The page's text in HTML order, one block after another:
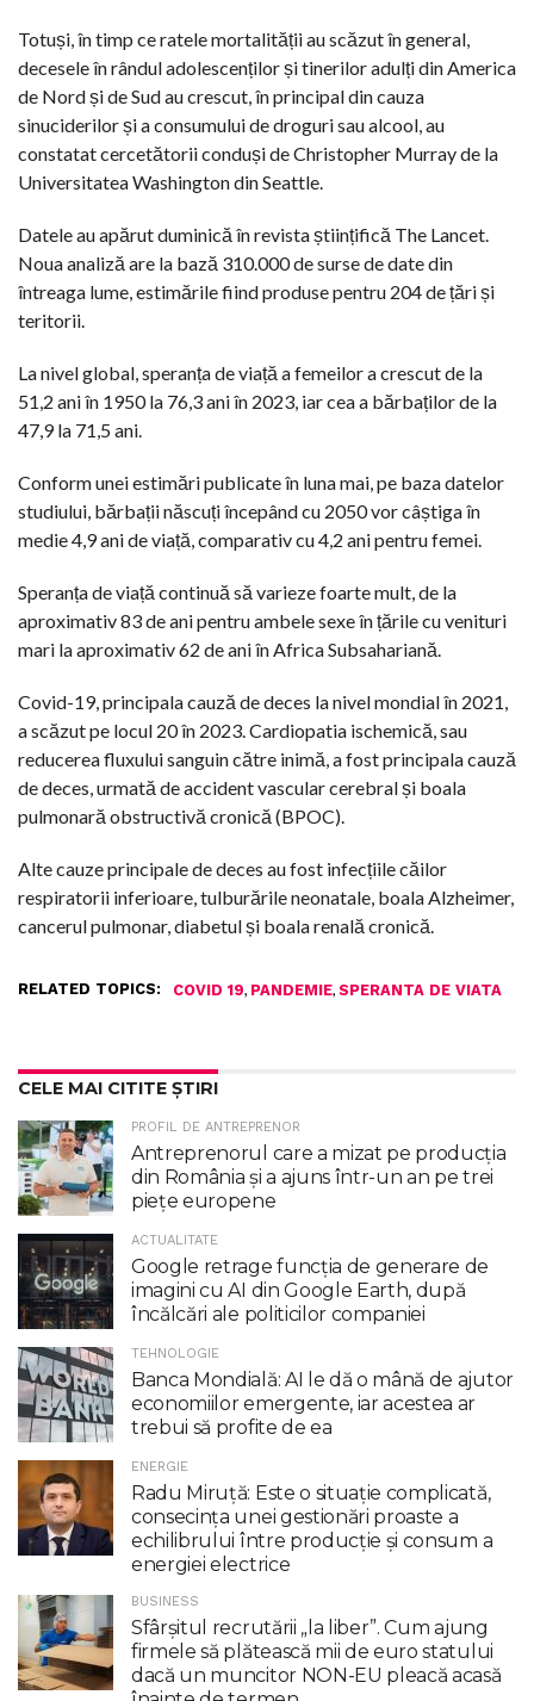
Totuși, în timp ce ratele mortalității au scăzut în general,
decesele în rândul adolescenților și tinerilor adulți din America
de Nord și de Sud au crescut, în principal din cauza
sinuciderilor și a consumului de droguri sau alcool, au
constatat cercetătorii conduși de Christopher Murray de la
Universitatea Washington din Seattle.
Datele au apărut duminică în revista științifică The Lancet.
Noua analiză are la bază 310.000 de surse de date din
întreaga lume, estimările fiind produse pentru 204 de țări și
teritorii.
La nivel global, speranța de viață a femeilor a crescut de la
51,2 ani în 1950 la 76,3 ani în 2023, iar cea a bărbaților de la
47,9 la 71,5 ani.
Conform unei estimări publicate în luna mai, pe baza datelor
studiului, bărbații născuți începând cu 2050 vor câștiga în
medie 4,9 ani de viață, comparativ cu 4,2 ani pentru femei.
Speranța de viață continuă să varieze foarte mult, de la
aproximativ 83 de ani pentru ambele sexe în țările cu venituri
mari la aproximativ 62 de ani în Africa Subsahariană.
Covid-19, principala cauză de deces la nivel mondial în 2021,
a scăzut pe locul 20 în 2023. Cardiopatia ischemică, sau
reducerea fluxului sanguin către inimă, a fost principala cauză
de deces, urmată de accident vascular cerebral și boala
pulmonară obstructivă cronică (BPOC).
Alte cauze principale de deces au fost infecțiile căilor
respiratorii inferioare, tulburările neonatale, boala Alzheimer,
cancerul pulmonar, diabetul și boala renală cronică.
RELATED TOPICS: COVID 19, PANDEMIE, SPERANTA DE VIATA
CELE MAI CITITE ȘTIRI
PROFIL DE ANTREPRENOR
Antreprenorul care a mizat pe producția
din România și a ajuns într-un an pe trei
piețe europene
ACTUALITATE
Google retrage funcţia de generare de
imagini cu AI din Google Earth, după
încălcări ale politicilor companiei
TEHNOLOGIE
Banca Mondială: AI le dă o mână de ajutor
economiilor emergente, iar acestea ar
trebui să profite de ea
ENERGIE
Radu Miruţă: Este o situaţie complicată,
consecinţa unei gestionări proaste a
echilibrului între producţie şi consum a
energiei electrice
BUSINESS
Sfârșitul recrutării „la liber”. Cum ajung
firmele să plătească mii de euro statului
dacă un muncitor NON-EU pleacă acasă